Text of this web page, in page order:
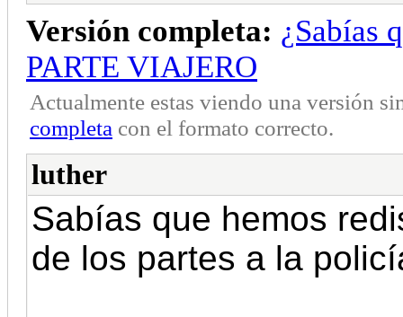
Versión completa: ¿Sabías
PARTE VIAJERO
Actualmente estas viendo una versión
completa con el formato correcto.
luther
Sabías que hemos
de los partes a la